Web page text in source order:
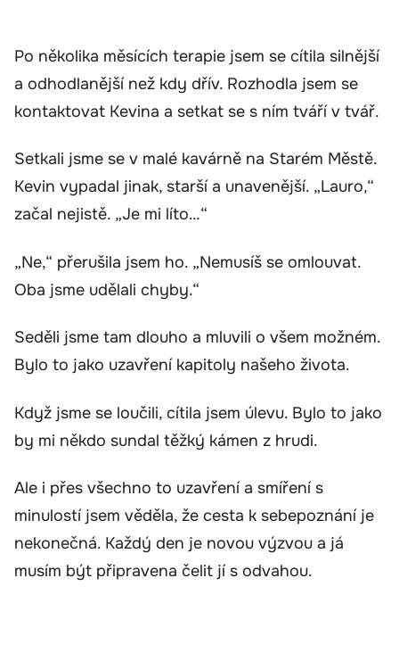
Po několika měsících terapie jsem se cítila silnější
a odhodlanější než kdy dřív. Rozhodla jsem se
kontaktovat Kevina a setkat se s ním tváří v tvář.
Setkali jsme se v malé kavárně na Starém Městě.
Kevin vypadal jinak, starší a unavenější. „Lauro,“
začal nejistě. „Je mi líto…“
„Ne,“ přerušila jsem ho. „Nemusíš se omlouvat.
Oba jsme udělali chyby.“
Seděli jsme tam dlouho a mluvili o všem možném.
Bylo to jako uzavření kapitoly našeho života.
Když jsme se loučili, cítila jsem úlevu. Bylo to jako
by mi někdo sundal těžký kámen z hrudi.
Ale i přes všechno to uzavření a smíření s
minulostí jsem věděla, že cesta k sebepoznání je
nekonečná. Každý den je novou výzvou a já
musím být připravena čelit jí s odvahou.